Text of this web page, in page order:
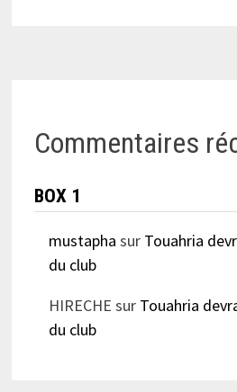
Commentaires
BOX 1
mustapha sur Touahria
du club
HIRECHE sur Touahria
du club